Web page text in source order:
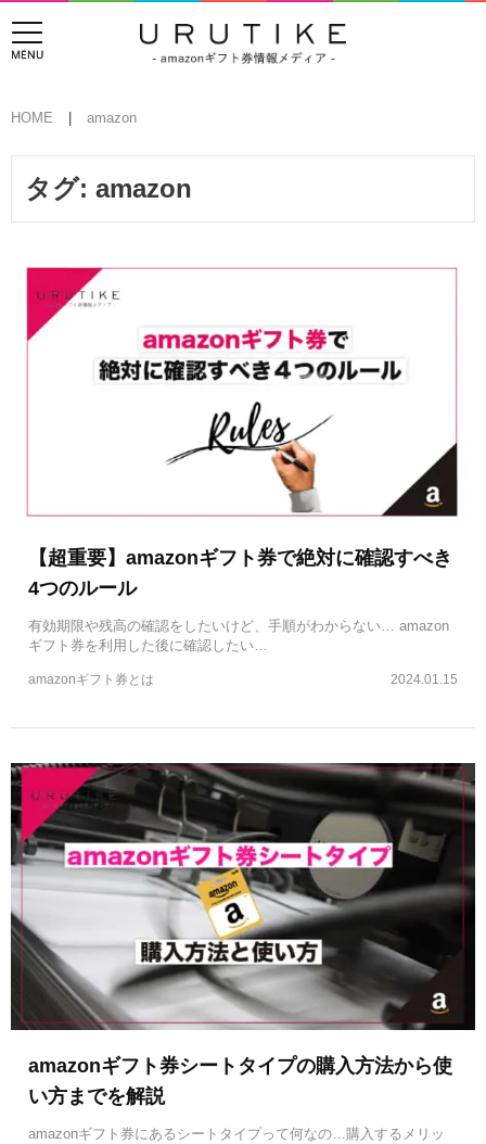
HOME amazon
タグ: amazon
【超重要】amazonギフト券で絶対に確認すべき
4つのルール
有効期限や残高の確認をしたいけど、手順がわからない… amazon
ギフト券を利用した後に確認したい…
2024.01.15
amazonギフト券とは
amazonギフト券シートタイプの購入方法から使
い方までを解説
amazonギフト券にあるシートタイプって何なの…購入するメリッ